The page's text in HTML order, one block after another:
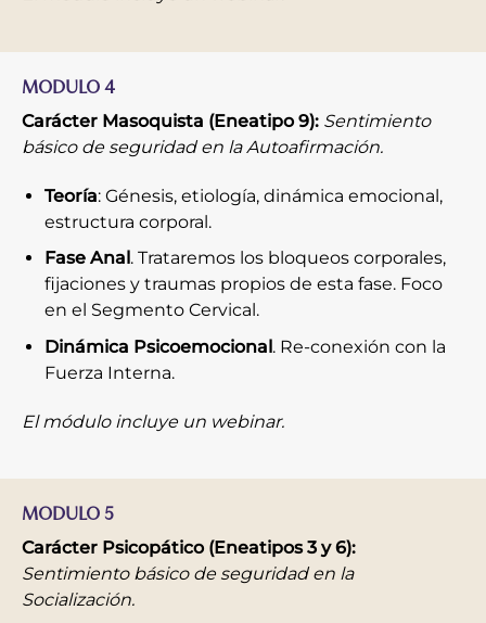
MODULO 4
Carácter Masoquista (Eneatipo 9): Sentimiento
básico de seguridad en la Autoafirmación.
Teoría: Génesis, etiología, dinámica emocional,
estructura corporal.
Fase Anal . Trataremos los bloqueos corporales,
fijaciones y traumas propios de esta fase. Foco
en el Segmento Cervical.
Dinámica Psicoemocional. Re-conexión con la
Fuerza Interna.
El módulo incluye un webinar.
MODULO 5
Carácter Psicopático (Eneatipos 3 y 6):
Sentimiento básico de seguridad en la
Socialización.